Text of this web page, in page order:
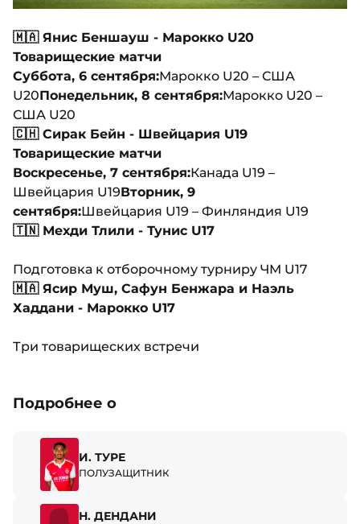
🇲🇦 Янис Беншауш - Марокко U20
Товарищеские матчи
Суббота, 6 сентября:Марокко U20 – США
U20Понедельник, 8 сентября:Марокко U20 –
США U20
🇨🇭 Сирак Бейн - Швейцария U19
Товарищеские матчи
Воскресенье, 7 сентября:Канада U19 –
Швейцария U19Вторник, 9
сентября:Швейцария U19 – Финляндия U19
🇹🇳 Мехди Тлили - Тунис U17
Подготовка к отборочному турниру ЧМ U17
🇲🇦 Ясир Муш, Сафун Бенжара и Наэль
Хаддани - Марокко U17
Три товарищеских встречи
Подробнее о
И. ТУРЕ
ПОЛУЗАЩИТНИК
Н. ДЕНДАНИ